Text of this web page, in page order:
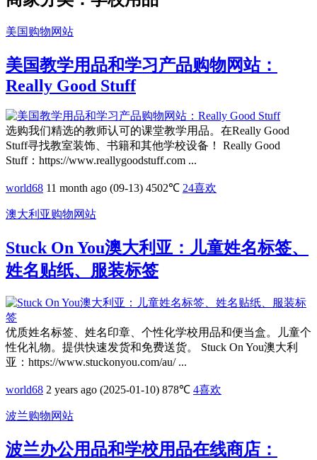
美国购物网站
美国教学用品和学习产品购物网站：
Really Good Stuff
选购我们精选的教师认可的课堂教学用品。在Really Good
Stuff寻找教室装饰、书籍和其他学校设备！ Really Good
Stuff：https://www.reallygoodstuff.com ...
world68 11 month ago (09-13) 4502℃ 24喜欢
澳大利亚购物网站
Stuck On You澳大利亚：儿童姓名标签、
姓名贴纸、服装标签
优质姓名标签、姓名印章、个性化学校用品和便当盒。儿童个
性化礼物。提供快速发货和免费送货。 Stuck On You澳大利
亚：https://www.stuckonyou.com/au/ ...
world68 2 years ago (2025-01-10) 878℃ 4喜欢
波兰购物网站
波兰办公用品和学校用品在线商店：